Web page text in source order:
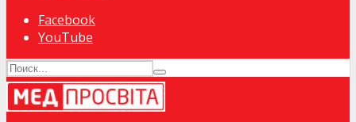
Facebook
YouTube